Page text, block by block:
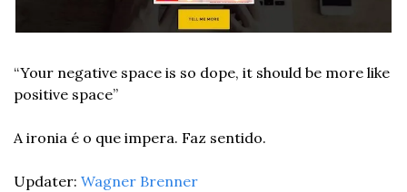
“Your negative space is so dope, it should be more like
positive space”
A ironia é o que impera. Faz sentido.
Updater: Wagner Brenner